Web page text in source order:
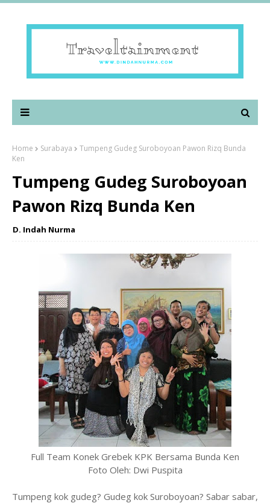
Home Surabaya
Tumpeng Gudeg Suroboyoan Pawon Rizq Bunda
Ken
Tumpeng Gudeg Suroboyoan
Pawon Rizq Bunda Ken
D. Indah Nurma
Full Team Konek Grebek KPK Bersama Bunda Ken
Foto Oleh: Dwi Puspita
Tumpeng kok gudeg? Gudeg kok Suroboyoan? Sabar sabar,